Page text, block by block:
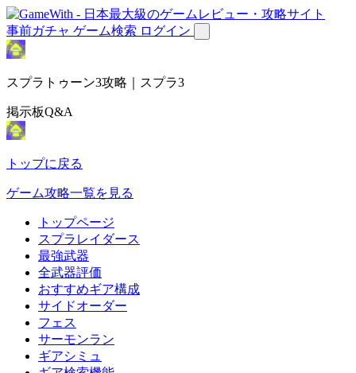
事前ガチャ ゲーム検索 ログイン
スプラトゥーン3攻略｜スプラ3
掲示板Q&A
トップに戻る
ゲーム攻略一覧を見る
トップページ
スプラレイダース
最強武器
全武器評価
おすすめギア構成
サイドオーダー
フェス
サーモンラン
ギアシミュ